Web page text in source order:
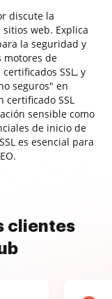
discute la
web. Explica
la seguridad y
motores de
SSL, y
seguros" en
SSL
sensible como
de inicio de
es esencial para
clientes